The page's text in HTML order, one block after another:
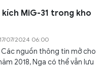
MiG-31 trong kho
17/07/2024 06:00
nguồn thông tin mở cho
2018, Nga có thể vẫn lưu